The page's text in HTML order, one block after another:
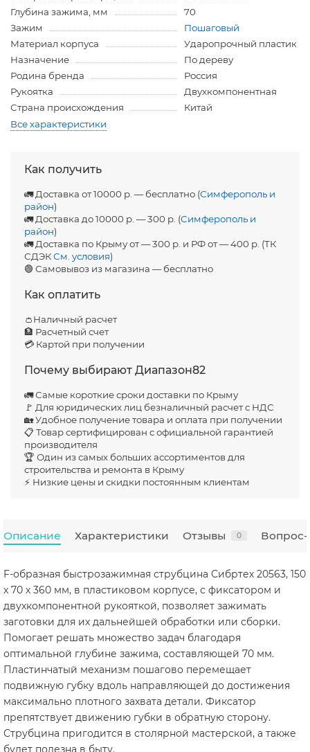
Глубина зажима, мм
70
Зажим
Пошаговый
Материал корпуса
Ударопрочный пластик
Назначение
По дереву
Родина бренда
Россия
Рукоятка
Двухкомпонентная
Страна происхождения
Китай
Все характеристики
Как получить
🚛 Доставка от 10000 р. — бесплатно (Симферополь и
район)
🚛 Доставка до 10000 р. — 300 р. (Симферополь и
район)
🚛 Доставка по Крыму от — 300 р. и РФ от — 400 р. (ТК
СДЭКСм. условия)
🟢 Самовывоз из магазина — бесплатно
Как оплатить
👛Наличный расчет
🏦 Расчетный счет
💳 Картой при получении
Почему выбирают Диапазон82
🚛 Самые короткие сроки доставки по Крыму
🚩 Для юридических лиц безналичный расчет с НДС
🏡 Удобное получение товара и оплата при получении
📋 Товар сертифицирован с официальной гарантией
производителя
🏆 Один из самых больших ассортиментов для
строительства и ремонта в Крыму
⚡ Низкие цены и скидки постоянным клиентам
Описание Характеристики Отзывы 0 Вопрос-
F-образная быстрозажимная струбцина Сибртех 20563, 150
х 70 х 360 мм, в пластиковом корпусе, с фиксатором и
двухкомпонентной рукояткой, позволяет зажимать
заготовки для их дальнейшей обработки или сборки.
Помогает решать множество задач благодаря
оптимальной глубине зажима, составляющей 70 мм.
Пластинчатый механизм пошагово перемещает
подвижную губку вдоль направляющей до достижения
максимально плотного захвата детали. Фиксатор
препятствует движению губки в обратную сторону.
Струбцина пригодится в столярной мастерской, а также
будет полезна в быту.